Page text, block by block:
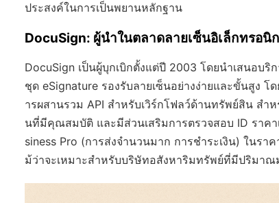
ประสงค์ในการเป็นพยานหลักฐาน
DocuSign: ผู้นำในตลาดลายเซ็นอิเล็กทรอนิ
DocuSign เป็นผู้บุกเบิกตั้งแต่ปี 2003 โดยนำเสนอบ
ชุด eSignature รองรับลายเซ็นอย่างง่ายและขั้นสูง
ารผสานรวม API สำหรับเวิร์กโฟลว์ด้านทรัพย์สิน สำ
นที่มีคุณสมบัติ และมีส่วนเสริมการตรวจสอบ ID ราค
siness Pro (การส่งจำนวนมาก การชำระเงิน) ในร
ม้ว่าจะเหมาะสำหรับบริษัทอสังหาริมทรัพย์ที่มีปริมา